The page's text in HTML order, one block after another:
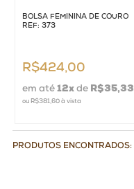
BOLSA FEMININA DE COURO
REF: 373
R$424,00
em até 12xde R$35,33
ou R$381,60à vista
PRODUTOS ENCONTRADOS: